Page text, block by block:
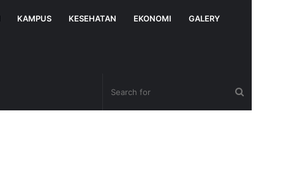
KAMPUS KESEHATAN EKONOMI GALERY